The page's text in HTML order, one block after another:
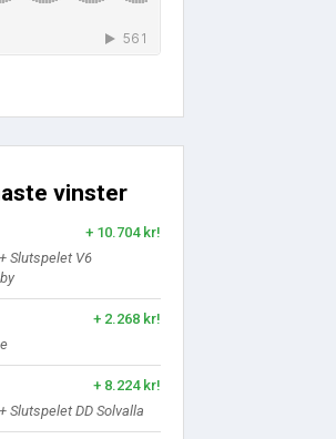
vinster
+ 10.704 kr!
Slutspelet V6
+ 2.268 kr!
+ 8.224 kr!
Slutspelet DD Solvalla